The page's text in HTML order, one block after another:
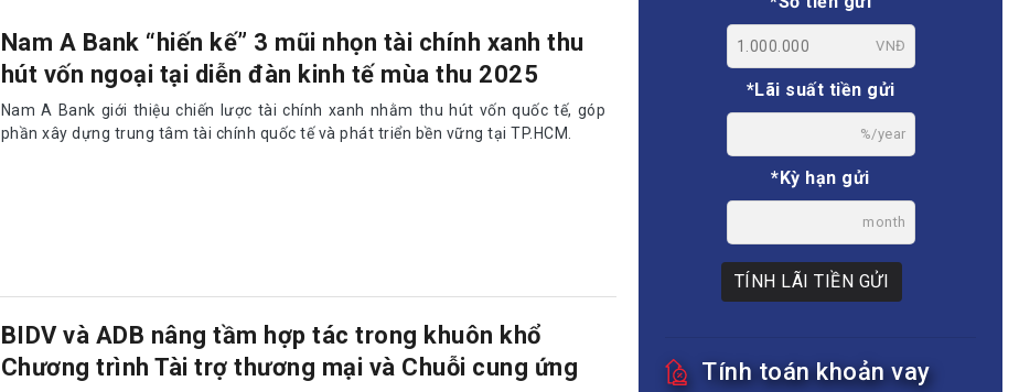
Nam A Bank “hiến kế” 3 mũi nhọn tài chính xanh thu
hút vốn ngoại tại diễn đàn kinh tế mùa thu 2025
Nam A Bank giới thiệu chiến lược tài chính xanh nhằm thu hút vốn quốc tế, góp
phần xây dựng trung tâm tài chính quốc tế và phát triển bền vững tại TP.HCM.
BIDV và ADB nâng tầm hợp tác trong khuôn khổ
Chương trình Tài trợ thương mại và Chuỗi cung ứng
VNĐ
*Lãi suất tiền gửi
%/year
*Kỳ hạn gửi
month
TÍNH LÃI TIỀN GỬI
Tính toán khoản vay